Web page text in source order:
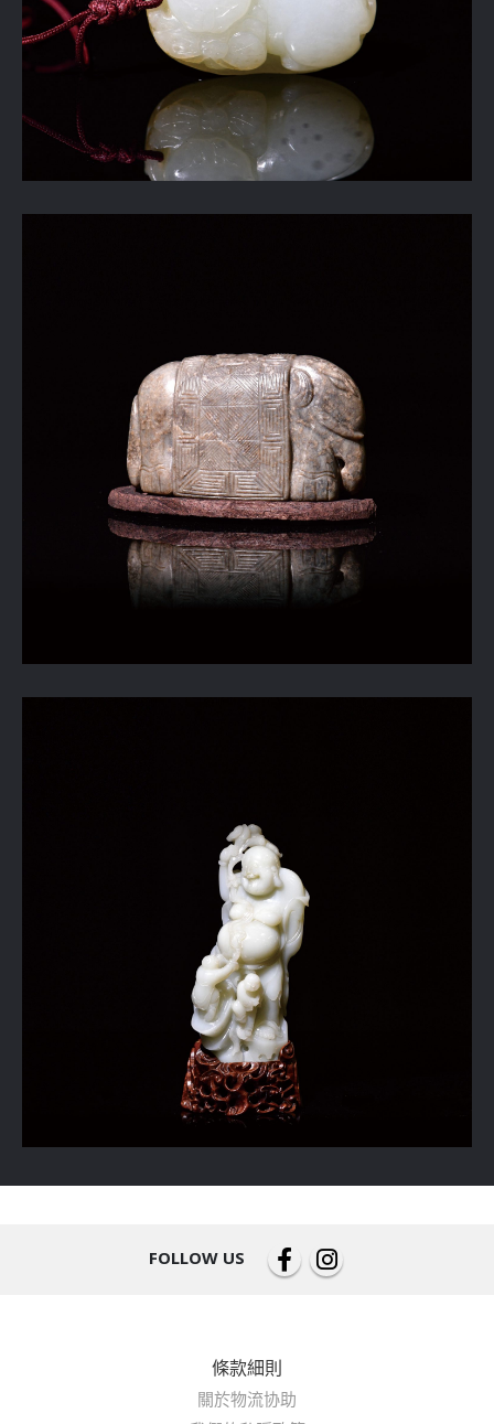
FOLLOW US
條款細則
關於物流协助